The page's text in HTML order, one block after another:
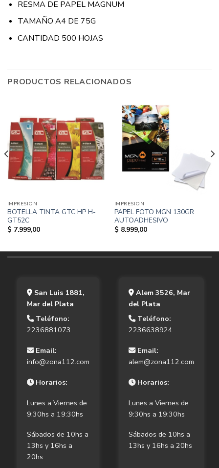
RESMA DE PAPEL MAGNUM
TAMAÑO A4 DE 75G
CANTIDAD 500 HOJAS
PRODUCTOS RELACIONADOS
IMPRESION
BOTELLA TINTA GTC HP H-
GT52C
$ 7.999,00
IMPRESION
PAPEL FOTO MGN 130GR
AUTOADHESIVO
$ 8.999,00
San Luis 1881,
Mar del Plata
Teléfono:
2236881073
Email:
info@zona112.com
Horarios:
Lunes a Viernes de
9:30hs a 19:30hs
Sábados de 10hs a
13hs y 16hs a
20hs
Alem 3526, Mar
del Plata
Teléfono:
2236638924
Email:
alem@zona112.com
Horarios:
Lunes a Viernes de
9:30hs a 19:30hs
Sábados de 10hs a
13hs y 16hs a 20hs